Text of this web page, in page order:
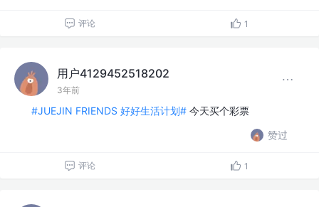
评论 1
用户4129452518202
3年前
#JUEJIN FRIENDS 好好生活计划# 今天买个彩票
赞过
评论 1